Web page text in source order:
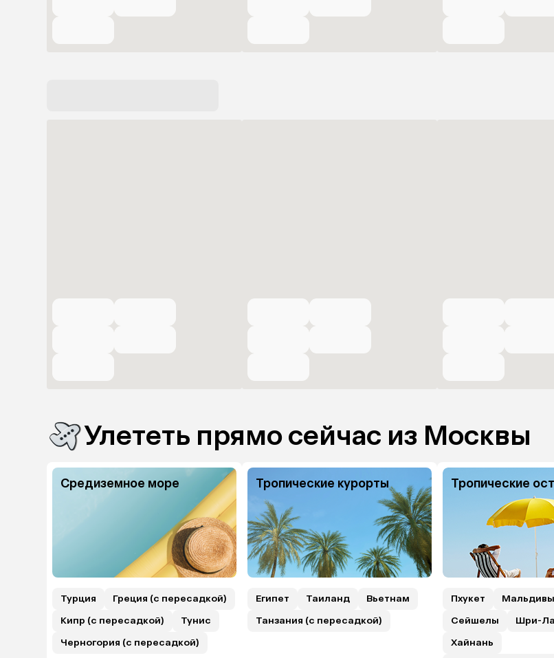
Улететь прямо сейчас из Москвы
Средиземное море
Турция
Греция (с пересадкой)
Кипр (с пересадкой)
Тунис
Черногория (с пересадкой)
Тропические курорты
Египет Таиланд
Вьетнам
Танзания (с пересадкой)
Тропические
Пхукет
Мальдивы
Сейшелы
Шри-
Хайнань